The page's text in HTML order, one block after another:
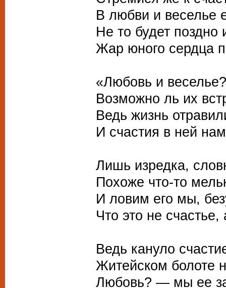
В любви и веселье
Не то будет поздно
Жар юного сердца
«Любовь и
Возможно ль их
Ведь жизнь
И счастия в ней
Лишь изредка,
Похоже что-то
И ловим его мы,
Что это не счастье,
Ведь кануло
Житейском болоте
Любовь? — мы ее